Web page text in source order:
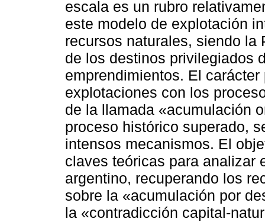
escala es un rubro
este modelo de explotación
recursos naturales, siendo la
de los destinos privilegiados
emprendimientos. El
explotaciones con los
de la llamada «acumulación
proceso histórico superado,
intensos mecanismos. El
claves teóricas para analizar
argentino, recuperando los
sobre la «acumulación por
la «contradicción capital-